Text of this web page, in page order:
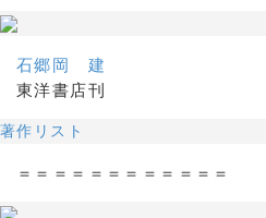
石郷岡 建
東洋書店刊
著作リスト
＝＝＝＝＝＝＝＝＝＝＝＝